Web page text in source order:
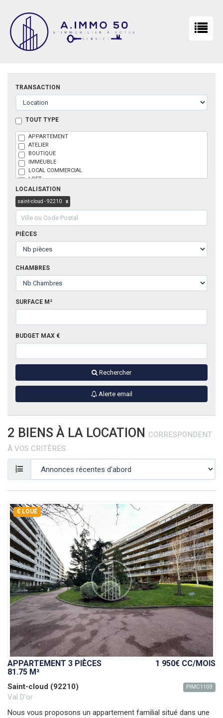
TRANSACTION
TOUT TYPE
APPARTEMENT
ATELIER
BOUTIQUE
IMMEUBLE
LOCAL COMMERCIAL
LOFT
MAISON
PARKING
BOX
TERRAIN
BUREAU
LOCALISATION
saint-cloud - 92210 x
PIÈCES
CHAMBRES
SURFACE M²
BUDGET MAX €
Rechercher
Alerte email
2 BIENS À LA LOCATION CORRESPONDENT
À VOS CRITÈRES.
LOUÉ
APPARTEMENT 3 PIÈCES
81.75 M²
1 950€ CC/MOIS
Saint-cloud (92210)
Val D'or
PIMC1103
Nous vous proposons un appartement familial situé dans une